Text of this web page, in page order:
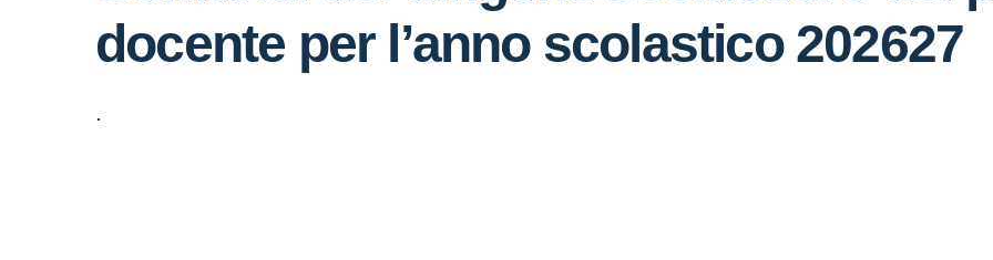
docente per l’anno scolastico 202627
.